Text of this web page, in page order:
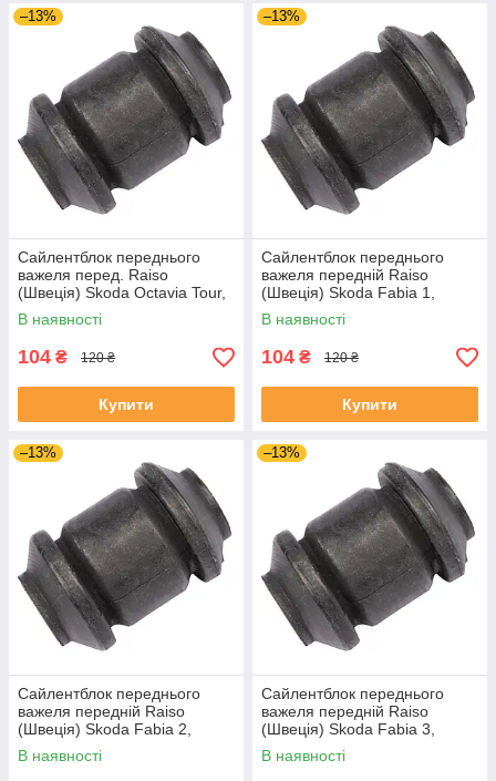
–13%
Сайлентблок переднього
важеля перед. Raiso
(Швеція) Skoda Octavia Tour,
Октавія Тур 96- #RL-1J0182V
UAJOTLS4
В наявності
104 ₴ 120 ₴
Купити
–13%
Сайлентблок переднього
важеля передній Raiso
(Швеція) Skoda Fabia 1,
Шкода Фабія 1 99-08 #RL-
1J0182V UAXPUCH4
В наявності
104 ₴ 120 ₴
Купити
–13%
Сайлентблок переднього
важеля передній Raiso
(Швеція) Skoda Fabia 2,
Шкода Фабія 2 06-14 #RL-
1J0182V UADIKZU4
В наявності
–13%
Сайлентблок переднього
важеля передній Raiso
(Швеція) Skoda Fabia 3,
Шкода Фабія 3 14-21 #RL-
1J0182V UATXDAZ4
В наявності